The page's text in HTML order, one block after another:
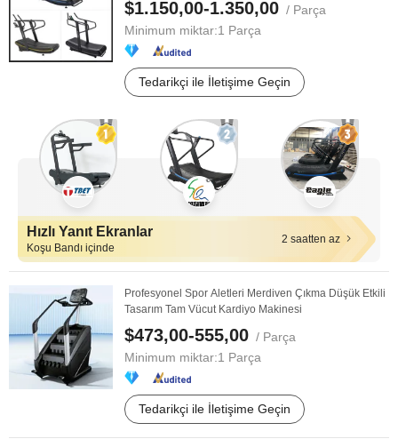
$1.150,00-1.350,00 / Parça
Minimum miktar:1 Parça
Tedarikçi ile İletişime Geçin
Hızlı Yanıt Ekranlar
Koşu Bandı içinde
2 saatten az
Profesyonel Spor Aletleri Merdiven Çıkma Düşük Etkili
Tasarım Tam Vücut Kardiyo Makinesi
$473,00-555,00 / Parça
Minimum miktar:1 Parça
Tedarikçi ile İletişime Geçin